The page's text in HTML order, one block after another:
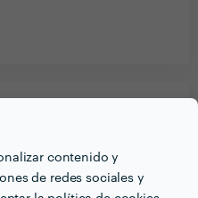
contenido y
de redes sociales y